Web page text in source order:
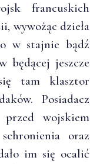
francuskich
wywożąc dzieła
w stajnie bądź
będącej jeszcze
tam klasztor
Posiadacz
wojskiem
oraz
im się ocalić